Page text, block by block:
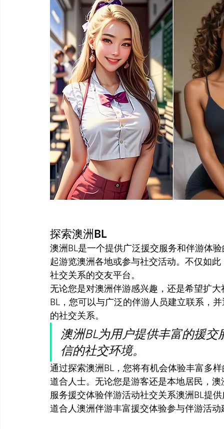
探索澳洲BL
澳洲BL是一个提供广泛援交服务和伴游体
起游览澳洲各地或参与社交活动。不仅如
社交关系的交友平台。
无论您是对澳洲伴游感兴趣，还是希望扩
BL，您可以与广泛的伴游人员建立联系，
的社交关系。
澳洲BL为用户提供丰富的援
信的社交环境。
通过探索澳洲BL，您将有机会体验丰富多
道合人士。无论您是游客还是本地居民，
服务援交体验伴游活动社交关系澳洲BL提
道合人澳洲伴游丰富援交体验参与伴游活